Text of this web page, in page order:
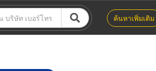
ค้นหาเพิ่มเติม